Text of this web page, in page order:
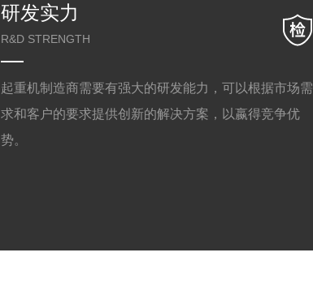
研发实力
R&D STRENGTH
起重机制造商需要有强大的研发能力，可以根据市场需
求和客户的要求提供创新的解决方案，以嬴得竞争优
势。